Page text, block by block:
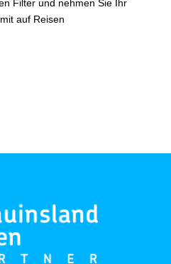
Filter und nehmen Sie Ihr
auf Reisen